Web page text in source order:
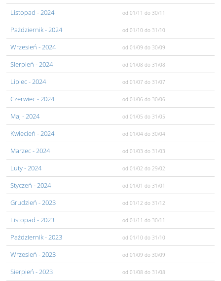
Listopad - 2024 od 01/11 do 30/11
Pażdziernik- 2024 od 01/10 do 31/10
Wrzesień - 2024 od 01/09 do 30/09
Sierpień - 2024 od 01/08 do 31/08
Lipiec- 2024 od 01/07 do 31/07
Czerwiec- 2024 od 01/06 do 30/06
Maj - 2024 od 01/05 do 31/05
Kwiecień - 2024 od 01/04 do 30/04
Marzec- 2024 od 01/03 do 31/03
Luty- 2024 od 01/02 do 29/02
Styczeń - 2024 od 01/01 do 31/01
Grudzień - 2023 od 01/12 do 31/12
Listopad - 2023 od 01/11 do 30/11
Pażdziernik- 2023 od 01/10 do 31/10
Wrzesień - 2023 od 01/09 do 30/09
Sierpień - 2023 od 01/08 do 31/08